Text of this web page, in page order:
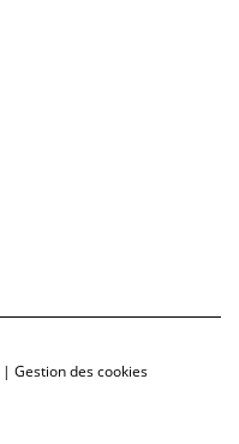
| Gestion des cookies